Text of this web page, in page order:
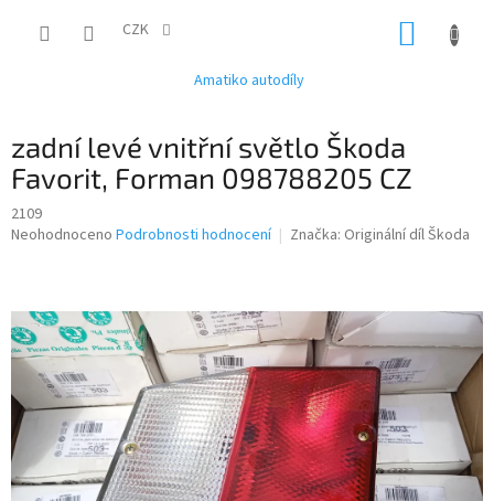
CZK
Amatiko autodíly
zadní levé vnitřní světlo Škoda
Favorit, Forman 098788205 CZ
2109
Průměrné
0,0
z
5
hvězdiček.
Neohodnoceno Podrobnosti hodnocení Značka: Originální díl Škoda